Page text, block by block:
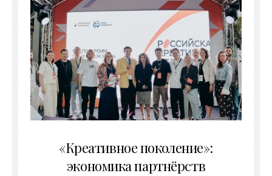
«Креативное поколение»:
экономика партнёрств